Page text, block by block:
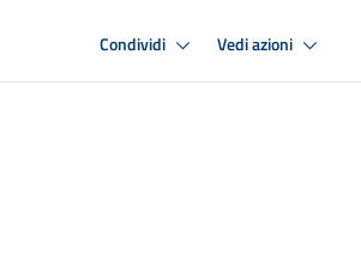
Condividi Vedi azioni